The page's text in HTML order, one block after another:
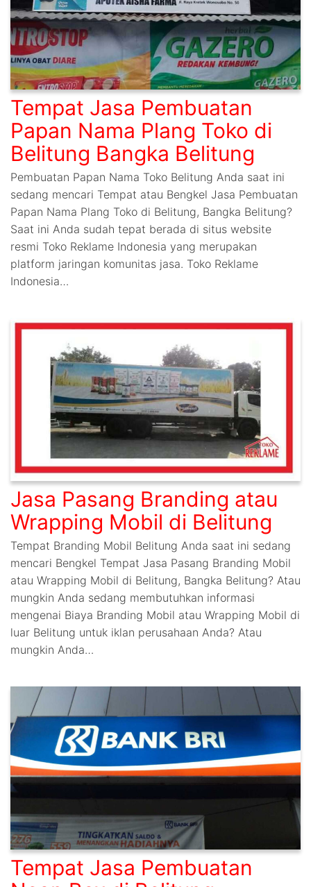
Tempat Jasa Pembuatan
Papan Nama Plang Toko di
Belitung Bangka Belitung
Pembuatan Papan Nama Toko Belitung Anda saat ini
sedang mencari Tempat atau Bengkel Jasa Pembuatan
Papan Nama Plang Toko di Belitung, Bangka Belitung?
Saat ini Anda sudah tepat berada di situs website
resmi Toko Reklame Indonesia yang merupakan
platform jaringan komunitas jasa. Toko Reklame
Indonesia…
Jasa Pasang Branding atau
Wrapping Mobil di Belitung
Tempat Branding Mobil Belitung Anda saat ini sedang
mencari Bengkel Tempat Jasa Pasang Branding Mobil
atau Wrapping Mobil di Belitung, Bangka Belitung? Atau
mungkin Anda sedang membutuhkan informasi
mengenai Biaya Branding Mobil atau Wrapping Mobil di
luar Belitung untuk iklan perusahaan Anda? Atau
mungkin Anda…
Tempat Jasa Pembuatan